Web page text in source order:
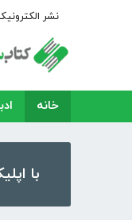
نشر
خانه
با اپلیکیشن